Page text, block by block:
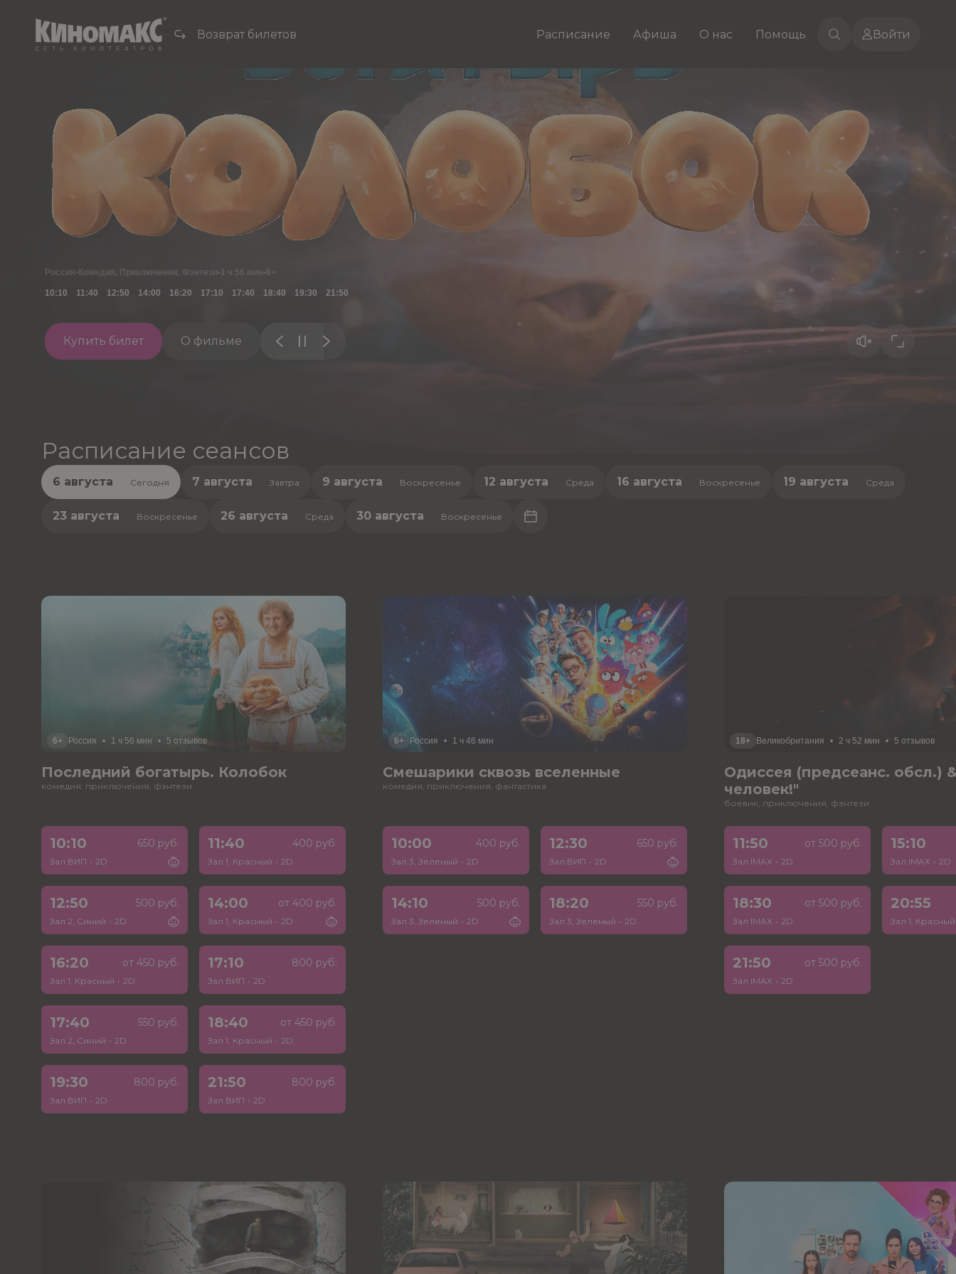
Возврат билетов Расписание Афиша О нас Помощь Войти
Россия• Комедия, Приключения, Фэнтези•1 ч 56 мин• 6+
10:10 11:40 12:50 14:00 16:20 17:10 17:40 18:40 19:30 21:50
Купить билет О фильме
Расписание сеансов
6 августа Сегодня 7 августа Завтра 9 августа Воскресенье 12 августа Среда 16 августа Воскресенье 19 августа Среда
23 августа Воскресенье 26 августа Среда 30 августа Воскресенье
6+ Россия • 1 ч 56 мин • 5 отзывов
Последний богатырь. Колобок
комедия, приключения, фэнтези
10:10 650 руб.
Зал ВИП • 2D
11:40 400 руб.
Зал 1, Красный • 2D
12:50 500 руб.
Зал 2, Синий • 2D
14:00 от 400 руб.
Зал 1, Красный • 2D
16:20 от 450 руб.
Зал 1, Красный • 2D
17:10 800 руб.
Зал ВИП • 2D
17:40 550 руб.
Зал 2, Синий • 2D
18:40 от 450 руб.
Зал 1, Красный • 2D
19:30 800 руб.
Зал ВИП • 2D
21:50 800 руб.
Зал ВИП • 2D
6+ Россия • 1 ч 46 мин
Смешарики сквозь вселенные
комедия, приключения, фантастика
10:00 400 руб.
Зал 3, Зеленый • 2D
12:30 650 руб.
Зал ВИП • 2D
14:10 500 руб.
Зал 3, Зеленый • 2D
18:20 550 руб.
Зал 3, Зеленый • 2D
18+ Великобритания • 2 ч 52 мин • 5 отзывов
Одиссея (предсеанс. обсл.)
человек!"
боевик, приключения, фэнтези
11:50 от 500 руб.
Зал IMAX • 2D
15:10
Зал IMAX • 2D
18:30 от 500 руб.
Зал IMAX • 2D
20:55
Зал 1, Красный
21:50 от 500 руб.
Зал IMAX • 2D